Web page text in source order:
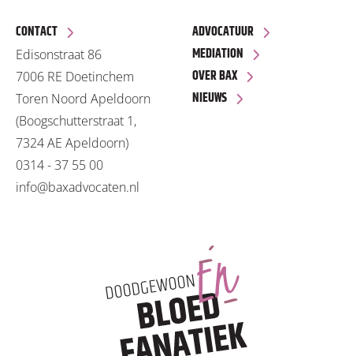
CONTACT
Edisonstraat 86
7006 RE Doetinchem
Toren Noord Apeldoorn
(Boogschutterstraat 1,
7324 AE Apeldoorn)
0314 - 37 55 00
info@baxadvocaten.nl
ADVOCATUUR
MEDIATION
OVER BAX
NIEUWS